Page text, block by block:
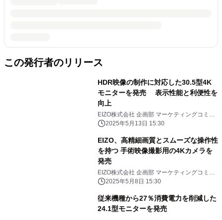
この発行者のリリース
HDR映像の制作に対応した30.5型4K
モニターを発売 表示性能と利便性を
向上
EIZO株式会社 企画部 マーケティングコミュ
ニケーション課
2025年5月13日 15:30
EIZO、高精細画質とスムーズな操作性
を持つ 手術映像撮影用の4Kカメラを
発売
EIZO株式会社 企画部 マーケティングコミュ
ニケーション課
2025年5月8日 15:30
従来機種から27％消費電力を削減した
24.1型モニターを発売